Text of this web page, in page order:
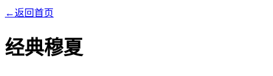
←返回首页
经典穆夏